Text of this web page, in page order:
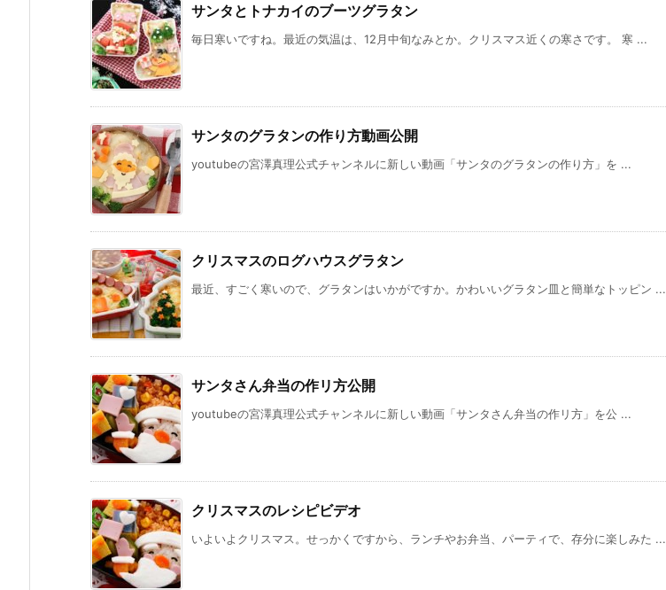
サンタとトナカイのブーツグラタン
毎日寒いですね。最近の気温は、12月中旬なみとか。クリスマス近くの寒さです。 寒 ...
サンタのグラタンの作り方動画公開
youtubeの宮澤真理公式チャンネルに新しい動画「サンタのグラタンの作り方」を ...
クリスマスのログハウスグラタン
最近、すごく寒いので、グラタンはいかがですか。かわいいグラタン皿と簡単なトッピン ...
サンタさん弁当の作リ方公開
youtubeの宮澤真理公式チャンネルに新しい動画「サンタさん弁当の作リ方」を公 ...
クリスマスのレシピビデオ
いよいよクリスマス。せっかくですから、ランチやお弁当、パーティで、存分に楽しみた ...